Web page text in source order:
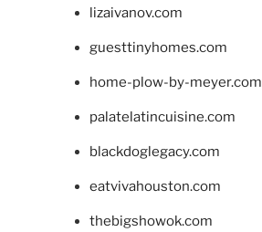
lizaivanov.com
guesttinyhomes.com
home-plow-by-meyer.com
palatelatincuisine.com
blackdoglegacy.com
eatvivahouston.com
thebigshowok.com